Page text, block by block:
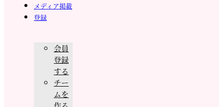
メディア掲載
登録
会員
登録
する
チー
ムを